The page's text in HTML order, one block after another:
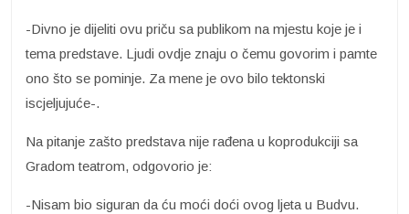
-Divno je dijeliti ovu priču sa publikom na mjestu koje je i
tema predstave. Ljudi ovdje znaju o čemu govorim i pamte
ono što se pominje. Za mene je ovo bilo tektonski
iscjeljujuće-.
Na pitanje zašto predstava nije rađena u koprodukciji sa
Gradom teatrom, odgovorio je:
-Nisam bio siguran da ću moći doći ovog ljeta u Budvu.